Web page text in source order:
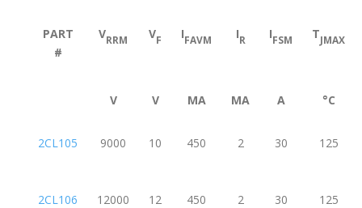
PART
#
VRRM VF IFAVM IR IFSM TJMAX
V V MA ΜA A °C
2CL105 9000 10 450 2 30 125
2CL106 12000 12 450 2 30 125